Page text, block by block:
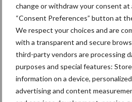
change or withdraw your consent at
“Consent Preferences” button at
We respect your choices and are
with a transparent and secure
third-party vendors are processing
purposes and special features:
information on a device,
advertising and content
Primaire
Sidebar
Recent nieuws
7 aug
Britse